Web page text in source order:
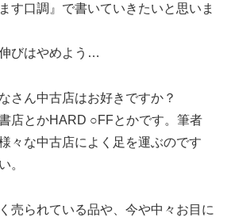
す口調』で書いていきたいと思いま
びはやめよう…
さん中古店はお好きですか？
店とかHARD ○FFとかです。筆者
々な中古店によく足を運ぶのです
。
売られている品や、今や中々お目に